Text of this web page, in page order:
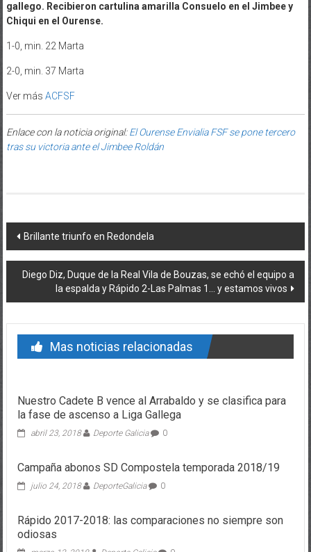
gallego. Recibieron cartulina amarilla Consuelo en el Jimbee y
Chiqui en el Ourense.
1-0, min. 22 Marta
2-0, min. 37 Marta
Ver más ACFSF
Enlace con la noticia original:El Ourense Envialia FSF se pone tercero
tras su victoria ante el Jimbee Roldán
Post navigation
Brillante triunfo en Redondela
Diego Diz, Duque de la Real Vila de Bouzas, se echó el equipo a
la espalda y Rápido 2-Las Palmas 1… y estamos vivos
Mas noticias relacionadas
Nuestro Cadete B vence al Arrabaldo y se clasifica para
la fase de ascenso a Liga Gallega
abril 23, 2018 Deporte Galicia 0
Campaña abonos SD Compostela temporada 2018/19
julio 24, 2018 DeporteGalicia 0
Rápido 2017-2018: las comparaciones no siempre son
odiosas